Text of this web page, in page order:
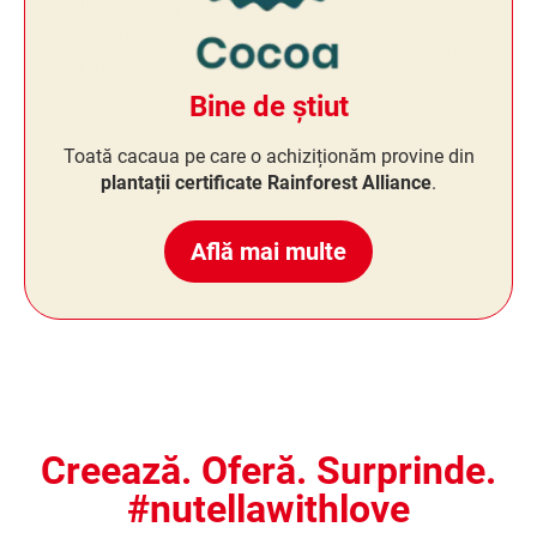
Bine de știut
Toată cacaua pe care o achiziționăm provine din
plantații certificate Rainforest Alliance.
Află mai multe
Creează. Oferă. Surprinde.
#nutellawithlove